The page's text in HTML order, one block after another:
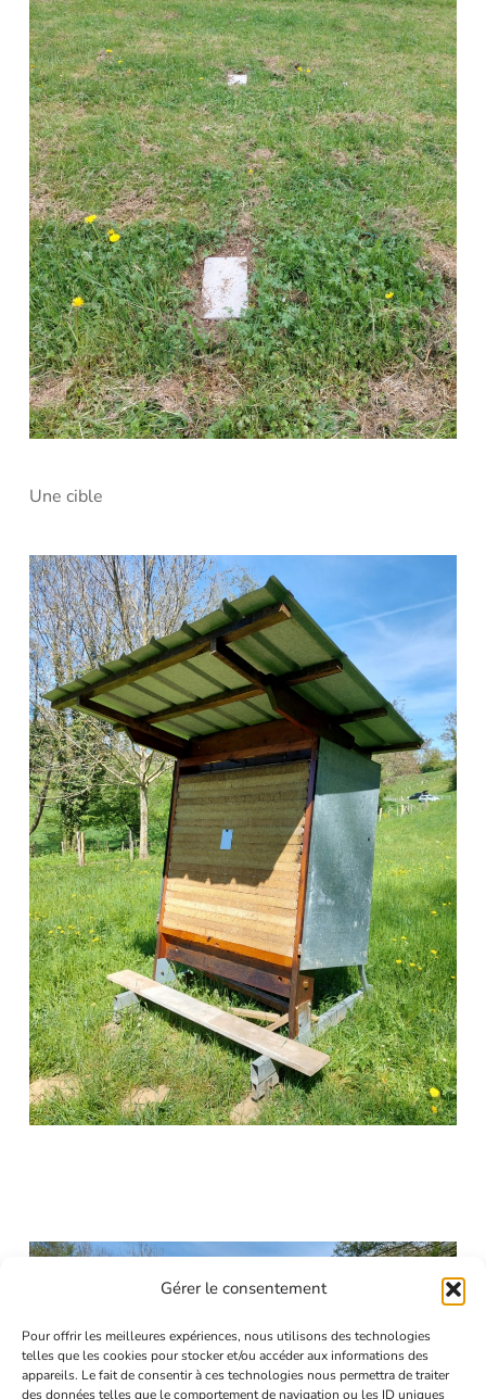
Gérer le consentement
Pour offrir les meilleures expériences, nous utilisons des technologies
telles que les cookies pour stocker et/ou accéder aux informations des
appareils. Le fait de consentir à ces technologies nous permettra de traiter
des données telles que le comportement de navigation ou les ID uniques
Une cible